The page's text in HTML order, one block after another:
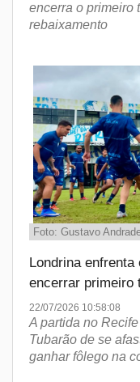
encerra o primeiro
rebaixamento
Foto: Gustavo
Londrina
encerrar primeiro
22/07/2026 10:58:08
A partida no
Tubarão de se
ganhar fôlego na